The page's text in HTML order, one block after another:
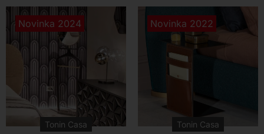
interiéru, zatímco pestrá
škála barev čalounění
umožní dokonalé sladění s
vaším stylem.
nepřehlédnutelným prvkem
vašeho interiéru.
Novinka 2024
Tonin Casa
Novinka 2022
Tonin Casa